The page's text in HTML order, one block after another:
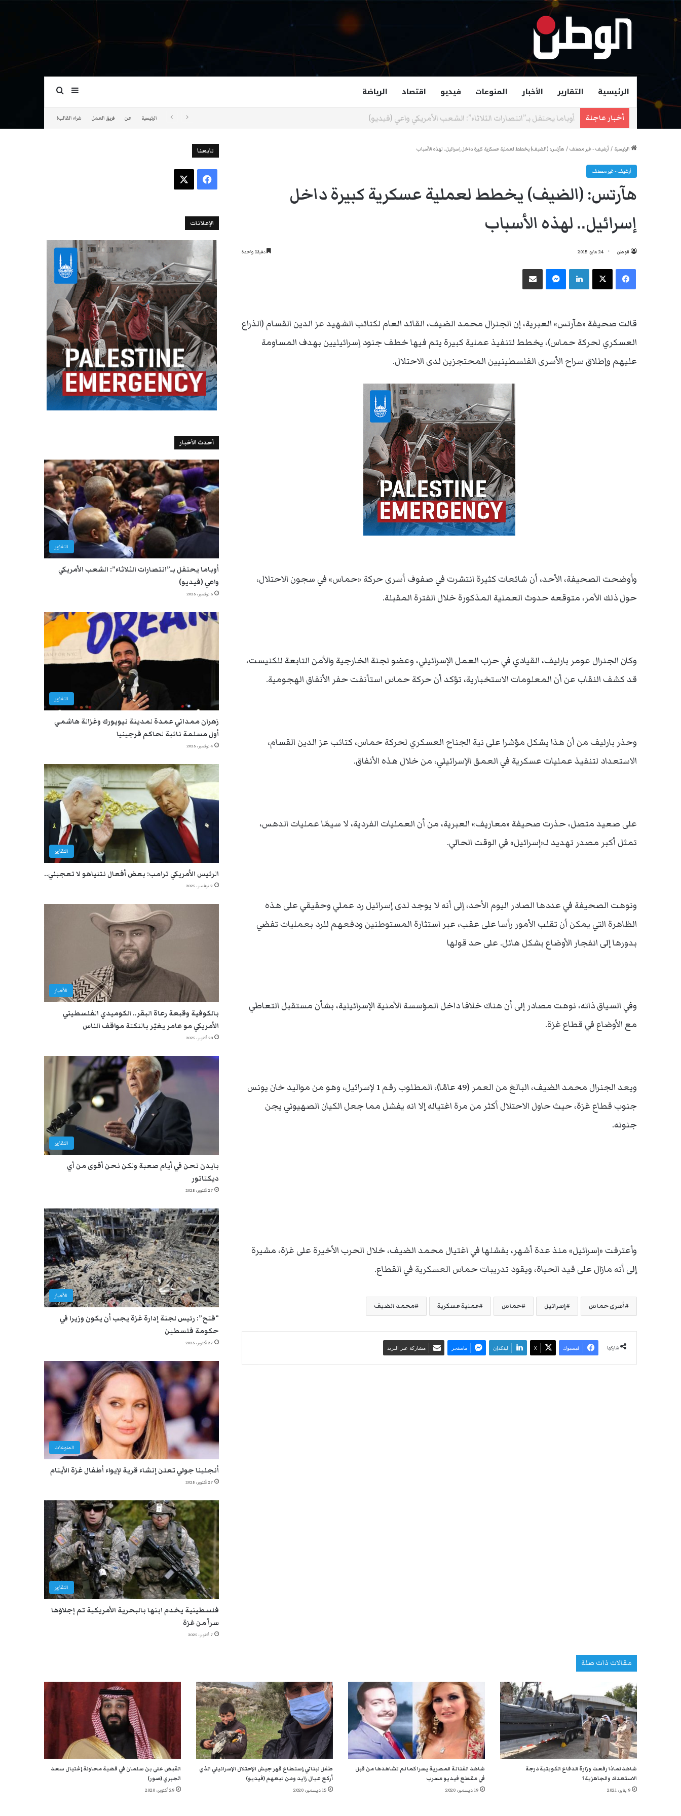
الرئيسية التقارير الأخبار المنوعات فيديو اقتصاد الرياضة إضافة عمود جانبي
بحث عن
أخبار عاجلة زهران ممداني عمدة لمدينة نيويورك وغزالة هاشمي أول مسلمة نائبة لحاكم فرجينيا الرئيسية عن فريق العمل شراء القالب!
الرئيسية / أرشيف - غير مصنف/ هآرتس: (الضيف) يخطط لعملية عسكرية كبيرة داخل إسرائيل.. لهذه الأسباب
أرشيف - غير مصنف
هآرتس: (الضيف) يخطط لعملية عسكرية كبيرة داخل
إسرائيل.. لهذه الأسباب
الوطن 24 مايو، 2015 دقيقة واحدة
فيسبوك ‫X لينكدإن ماسنجر مشاركة عبر البريد
قالت صحيفة «هآرتس» العبرية، إن الجنرال محمد الضيف، القائد العام لكتائب الشهيد عز الدين القسام (الذراع
العسكري لحركة حماس)، يخطط لتنفيذ عملية كبيرة يتم فيها خطف جنود إسرائيليين بهدف المساومة
عليهم وإطلاق سراح الأسرى الفلسطينيين المحتجزين لدى الاحتلال.
وأوضحت الصحيفة، الأحد، أن شائعات كثيرة انتشرت في صفوف أسرى حركة «حماس» في سجون الاحتلال،
حول ذلك الأمر، متوقعه حدوث العملية المذكورة خلال الفترة المقبلة.
وكان الجنرال عومر بارليف، القيادي في حزب العمل الإسرائيلي، وعضو لجنة الخارجية والأمن التابعة للكنيست،
قد كشف النقاب عن أن المعلومات الاستخبارية، تؤكد أن حركة حماس استأنفت حفر الأنفاق الهجومية.
وحذر بارليف من أن هذا يشكل مؤشرا على نية الجناح العسكري لحركة حماس، كتائب عز الدين القسام،
الاستعداد لتنفيذ عمليات عسكرية في العمق الإسرائيلي، من خلال هذه الأنفاق.
على صعيد متصل، حذرت صحيفة «معاريف» العبرية، من أن العمليات الفردية، لا سيمًا عمليات الدهس،
تمثل أكبر مصدر تهديد لـ«إسرائيل» في الوقت الحالي.
ونوهت الصحيفة في عددها الصادر اليوم الأحد، إلى أنه لا يوجد لدى إسرائيل رد عملي وحقيقي على هذه
الظاهرة التي يمكن أن تقلب الأمور رأسا على عقب، عبر استثارة المستوطنين ودفعهم للرد بعمليات تفضي
بدورها إلى انفجار الأوضاع بشكل هائل. على حد قولها
وفي السياق ذاته، نوهت مصادر إلى أن هناك خلافا داخل المؤسسة الأمنية الإسرائيلية، بشأن مستقبل التعاطي
مع الأوضاع في قطاع غزة.
ويعد الجنرال محمد الضيف، البالغ من العمر (49 عامًا)، المطلوب رقم 1 لإسرائيل، وهو من مواليد خان يونس
جنوب قطاع غزة، حيث حاول الاحتلال أكثر من مرة اغتياله إلا انه يفشل مما جعل الكيان الصهيوني يجن
جنونه.
وأعترفت «إسرائيل» منذ عدة أشهر، بفشلها في اغتيال محمد الضيف، خلال الحرب الأخيرة على غزة، مشيرة
إلى أنه مازال على قيد الحياة، ويقود تدريبات حماس العسكرية في القطاع.
أسرى حماس إسرائيل حماس عملية عسكرية محمد الضيف
شاركها فيسبوك ‫X لينكدإن ماسنجر مشاركة عبر البريد
تابعنا
فيسبوك
الإعلانات
أحدث الأخبار
التقارير
أوباما يحتفل بـ”انتصارات الثلاثاء”: الشعب الأمريكي
واعي (فيديو)
6 نوفمبر، 2025
التقارير
زهران ممداني عمدة لمدينة نيويورك وغزالة هاشمي
أول مسلمة نائبة لحاكم فرجينيا
4 نوفمبر، 2025
التقارير
الرئيس الأمريكي ترامب: بعض أفعال نتنياهو لا تعجبني..
2 نوفمبر، 2025
الأخبار
بالكوفية وقبعة رعاة البقر.. الكوميدي الفلسطيني
الأمريكي مو عامر يغيّر بالنكتة مواقف الناس
28 أكتوبر، 2025
التقارير
بايدن نحن في أيام صعبة ولكن نحن أقوى من أي
ديكتاتور
27 أكتوبر، 2025
الأخبار
“فتح”: رئيس لجنة إدارة غزة يجب أن يكون وزيرا في
حكومة فلسطين
27 أكتوبر، 2025
المنوعات
أنجلينا جولي تعلن إنشاء قرية لإيواء أطفال غزة الأيتام
27 أكتوبر، 2025
التقارير
فلسطينية يخدم ابنها بالبحرية الأمريكية تم إجلاؤها
سراً من غزة
7 أكتوبر، 2025
مقالات ذات صلة
شاهد لماذا رفعت وزارة الدفاع الكويتية درجة
الاستعداد والجاهزية؟
9 يناير، 2021
شاهد الفنانة المصرية يسرا كما لم تشاهدها من قبل
في مقطع فيديو مسرب
19 ديسمبر، 2020
طفل لبناني إستطاع قهر جيش الإحتلال الإسرائيلي الذي
أركع عيال زايد ومن تبعهم (فيديو)
15 ديسمبر، 2020
القبض على بن سلمان في قضية محاولة إغتيال سعد
الجبري (صور)
29 أكتوبر، 2020